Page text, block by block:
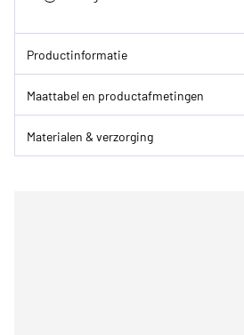
Productinformatie
Maattabel en productafmetingen
Materialen & verzorging